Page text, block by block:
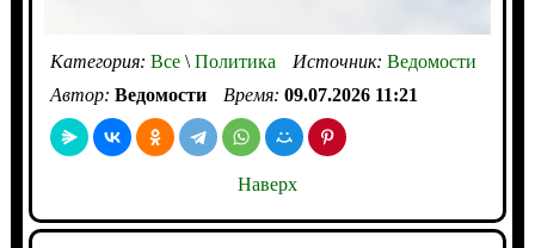
Категория: Все\Политика Источник: Ведомости
Автор: Ведомости Время: 09.07.2026 11:21
Наверх